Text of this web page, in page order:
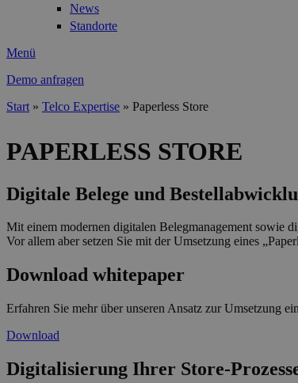
News
Standorte
Menü
Demo anfragen
Start » Telco Expertise » Paperless Store
PAPERLESS STORE
Digitale Belege und
Mit einem modernen digitalen Belegmanagement sowie
Vor allem aber setzen Sie mit der Umsetzung eines
Download whitepaper
Erfahren Sie mehr über unseren Ansatz zur Umsetzung
Download
Digitalisierung Ihrer Store-